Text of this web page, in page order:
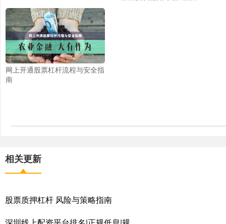
网上开通股票杠杆流程与安全指
南
相关更新
股票质押杠杆 风险与策略指南